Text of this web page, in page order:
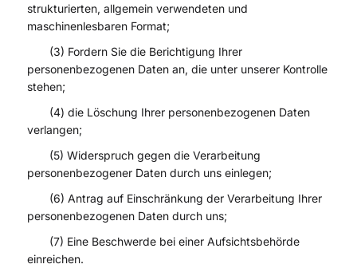
strukturierten, allgemein verwendeten und
maschinenlesbaren Format;
(3) Fordern Sie die Berichtigung Ihrer
personenbezogenen Daten an, die unter unserer Kontrolle
stehen;
(4) die Löschung Ihrer personenbezogenen Daten
verlangen;
(5) Widerspruch gegen die Verarbeitung
personenbezogener Daten durch uns einlegen;
(6) Antrag auf Einschränkung der Verarbeitung Ihrer
personenbezogenen Daten durch uns;
(7) Eine Beschwerde bei einer Aufsichtsbehörde
einreichen.